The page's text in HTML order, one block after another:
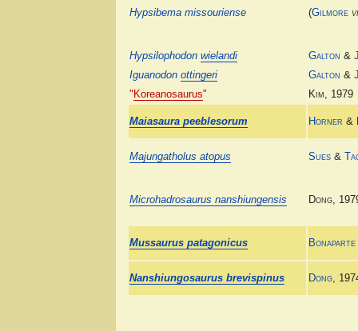
Hypsibema missouriense (Gilmore
Hypsilophodonwielandi Galton &
Iguanodonottingeri Galton &
" Koreanosaurus" Kim, 1979
Maiasaura peeblesorum Horner &
Majungatholus atopus Sues &
Microhadrosaurus nanshiungensis Dong,
Mussaurus patagonicus Bonaparte
Nanshiungosaurus brevispinus Dong,